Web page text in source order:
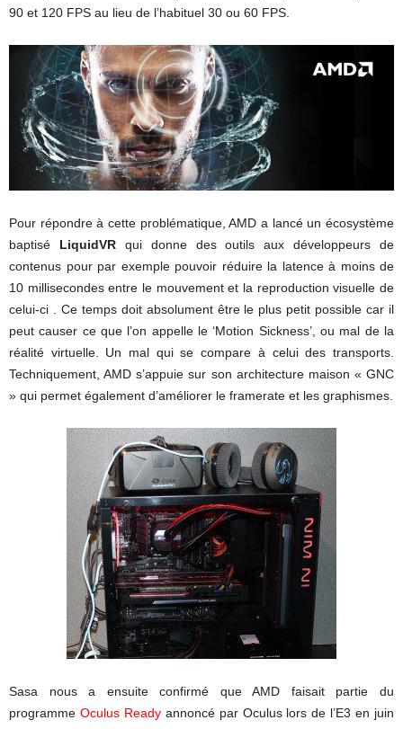
90 et 120 FPS au lieu de l’habituel 30 ou 60 FPS.
Pour répondre à cette problématique, AMD a lancé un écosystème
baptisé LiquidVRqui donne des outils aux développeurs de
contenus pour par exemple pouvoir réduire la latence à moins de
10 millisecondes entre le mouvement et la reproduction visuelle de
celui-ci . Ce temps doit absolument être le plus petit possible car il
peut causer ce que l’on appelle le ‘Motion Sickness’, ou mal de la
réalité virtuelle. Un mal qui se compare à celui des transports.
Techniquement, AMD s’appuie sur son architecture maison « GNC
» qui permet également d’améliorer le framerate et les graphismes.
Sasa nous a ensuite confirmé que AMD faisait partie du
programme Oculus Readyannoncé par Oculus lors de l’E3 en juin